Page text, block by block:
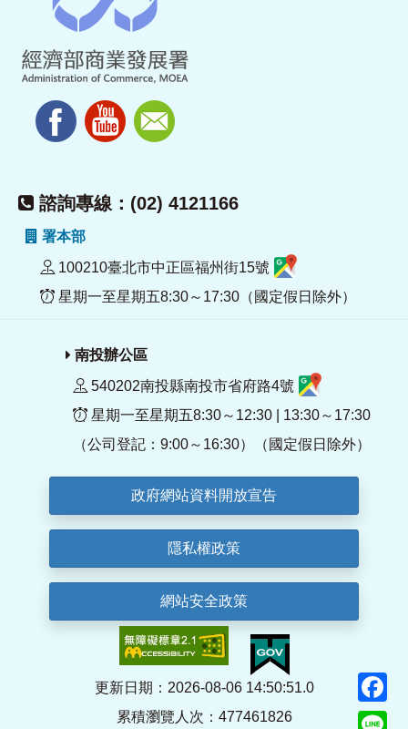
諮詢專線：(02) 4121166
署本部
100210臺北市中正區福州街15號
星期一至星期五8:30～17:30（國定假日除外）
南投辦公區
540202南投縣南投市省府路4號
星期一至星期五8:30～12:30 | 13:30～17:30
（公司登記：9:00～16:30）（國定假日除外）
政府網站資料開放宣告
隱私權政策
網站安全政策
更新日期：2026-08-06 14:50:51.0
累積瀏覽人次：477461826